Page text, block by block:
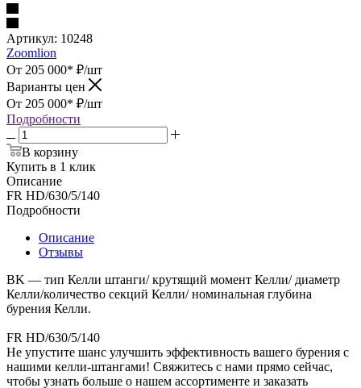
Артикул: 10248
Zoomlion
От 205 000* ₽/шт
Варианты цен
От 205 000* ₽/шт
Подробности
В корзину
Купить в 1 клик
Описание
FR HD/630/5/140
Подробности
Описание
Отзывы
BK — тип Келли штанги/ крутящий момент Келли/ диаметр
Келли/количество секций Келли/ номинальная глубина
бурения Келли.
FR HD/630/5/140
Не упустите шанс улучшить эффективность вашего бурения с
нашими келли-штангами! Свяжитесь с нами прямо сейчас,
чтобы узнать больше о нашем ассортименте и заказать